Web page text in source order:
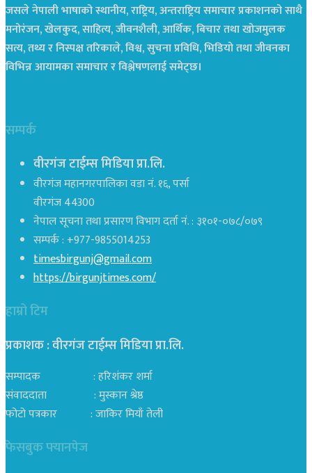
जसले नेपाली भाषाको स्थानीय, राष्ट्रिय, अन्तराष्ट्रिय समाचार प्रकाशनको साथै
मनोरंजन, खेलकुद, साहित्य, जीवनशैली, आर्थिक, बिचार तथा खोजमुलक
सत्य, तथ्य र निस्पक्ष तरिकाले, विश्व, सुचना प्रविधि, भिडियो तथा जीवनका
विभिन्न आयामका समाचार र विश्लेषणलाई समेट्छ।
सम्पर्क
वीरगंज टाईम्स मिडिया प्रा.लि.
वीरगंज महानगरपालिका वडा नं. १६, पर्सा
वीरगंज 44300
नेपाल सूचना तथा प्रसारण विभाग दर्ता नं. : ३१०१-०७८/०७९
सम्पर्क : +977-9855014253
timesbirgunj@gmail.com
https://birgunjtimes.com/
हाम्रो टिम
प्रकाशक : वीरगंज टाईम्स मिडिया प्रा‍.लि.
सम्पादक : हरिशंकर शर्मा
संवाददाता : मुस्कान श्रेष्ठ
फोटो पत्रकार : जाकिर मियाँ तेली
फेसबुक फ्यानपेज